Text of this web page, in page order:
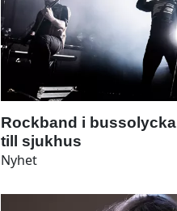
Rockband i
till sjukhus
Nyhet